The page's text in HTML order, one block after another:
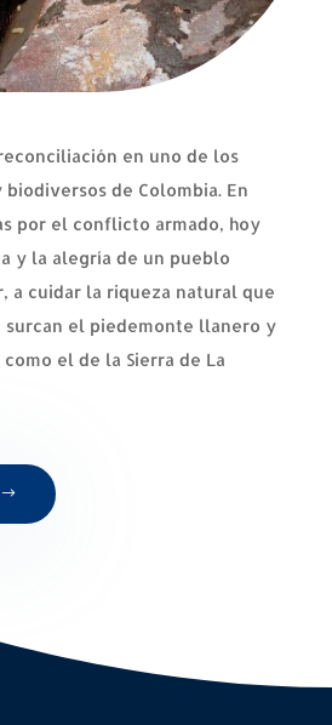
en uno de los
biodiversos de Colombia. En
por el conflicto armado, hoy
y la alegría de un pueblo
a cuidar la riqueza natural que
surcan el piedemonte llanero y
el de la Sierra de La